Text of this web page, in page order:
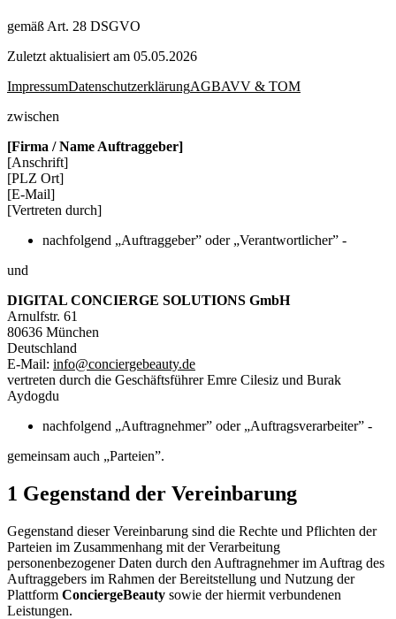
gemäß Art. 28 DSGVO
Zuletzt aktualisiert am 05.05.2026
ImpressumDatenschutzerklärungAGBAVV & TOM
zwischen
[Firma / Name Auftraggeber]
[Anschrift]
[PLZ Ort]
[E-Mail]
[Vertreten durch]
nachfolgend „Auftraggeber” oder „Verantwortlicher” -
und
DIGITAL CONCIERGE SOLUTIONS GmbH
Arnulfstr. 61
80636 München
Deutschland
E-Mail: info@conciergebeauty.de
vertreten durch die Geschäftsführer Emre Cilesiz und Burak
Aydogdu
nachfolgend „Auftragnehmer” oder „Auftragsverarbeiter” -
gemeinsam auch „Parteien”.
1 Gegenstand der Vereinbarung
Gegenstand dieser Vereinbarung sind die Rechte und Pflichten der
Parteien im Zusammenhang mit der Verarbeitung
personenbezogener Daten durch den Auftragnehmer im Auftrag des
Auftraggebers im Rahmen der Bereitstellung und Nutzung der
Plattform ConciergeBeauty sowie der hiermit verbundenen
Leistungen.